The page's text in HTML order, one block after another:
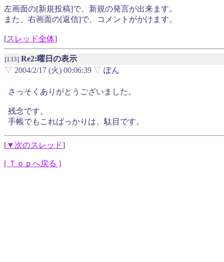
左画面の[新規投稿]で、新規の発言が出来ます。
また、右画面の[返信]で、コメントがかけます。
[スレッド全体]
[133] Re2:曜日の表示
▽ 2004/2/17 (火) 00:06:39 ▽ ぽん
さっそくありがとうございました。
残念です。
手帳でもこればっかりは、駄目です。
[▼次のスレッド]
[ Ｔｏｐへ戻る ]